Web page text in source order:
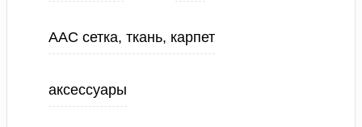
ААС сетка, ткань, карпет
аксессуары